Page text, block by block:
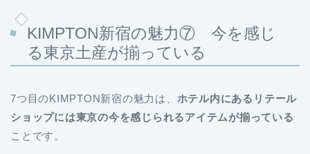
KIMPTON新宿の魅力⑦ 今を感じ
る東京土産が揃っている
7つ目のKIMPTON新宿の魅力は、 ホテル内にあるリテール
ショップには東京の今を感じられるアイテムが揃っている
ことです。